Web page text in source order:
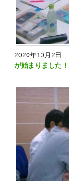
2020年10月2日
が始まりました！